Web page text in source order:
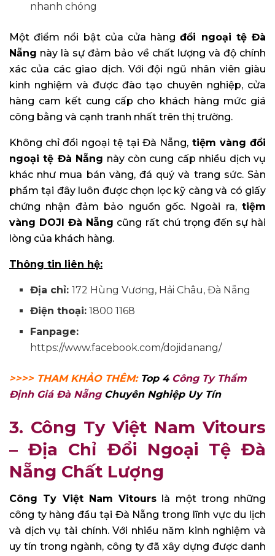
nhanh chóng
Một điểm nổi bật của cửa hàngđổi ngoại tệ Đà
Nẵng này là sự đảm bảo về chất lượng và độ chính
xác của các giao dịch. Với đội ngũ nhân viên giàu
kinh nghiệm và được đào tạo chuyên nghiệp, cửa
hàng cam kết cung cấp cho khách hàng mức giá
công bằng và cạnh tranh nhất trên thị trường.
Không chỉ đổi ngoại tệ tại Đà Nẵng, tiệm vàng đổi
ngoại tệ Đà Nẵng này còn cung cấp nhiều dịch vụ
khác như mua bán vàng, đá quý và trang sức. Sản
phẩm tại đây luôn được chọn lọc kỹ càng và có giấy
chứng nhận đảm bảo nguồn gốc. Ngoài ra, tiệm
vàng DOJI Đà Nẵng cũng rất chú trọng đến sự hài
lòng của khách hàng.
Thông tin liên hệ:
Địa chỉ:172 Hùng Vương, Hải Châu, Đà Nẵng
Điện thoại: 1800 1168
Fanpage:
https://www.facebook.com/dojidanang/
>>>> THAM KHẢO THÊM: Top 4 Công Ty Thẩm
Định Giá Đà Nẵng Chuyên Nghiệp Uy Tín
3. Công Ty Việt Nam Vitours
– Địa Chỉ Đổi Ngoại Tệ Đà
Nẵng Chất Lượng
Công Ty Việt Nam Vitours là một trong những
công ty hàng đầu tại Đà Nẵng trong lĩnh vực du lịch
và dịch vụ tài chính. Với nhiều năm kinh nghiệm và
uy tín trong ngành, công ty đã xây dựng được danh